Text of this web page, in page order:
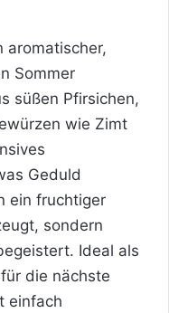
aromatischer,
Sommer
süßen Pfirsichen,
wie Zimt
Geduld
ein fruchtiger
sondern
Ideal als
die nächste
einfach